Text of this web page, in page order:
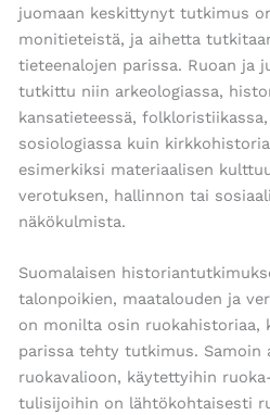
juomaan keskittynyt tutkimus
monitieteistä, ja aihetta
tieteenalojen parissa. Ruoan ja
tutkittu niin arkeologiassa,
kansatieteessä,
sosiologiassa kuin
esimerkiksi materiaalisen
verotuksen, hallinnon tai
näkökulmista.
Suomalaisen
talonpoikien, maatalouden ja
on monilta osin ruokahistoriaa,
parissa tehty tutkimus. Samoin
ruokavalioon, käytettyihin
tulisijoihin on lähtökohtaisesti